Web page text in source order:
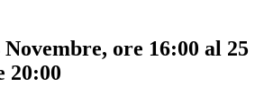
ore 16:00 al 25
20:00